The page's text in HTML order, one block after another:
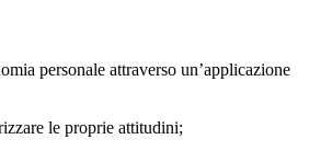
personale attraverso un’applicazione
le proprie attitudini;